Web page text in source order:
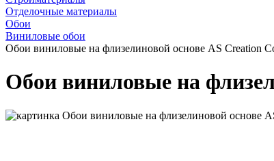
Отделочные материалы
Обои
Виниловые обои
Обои виниловые на флизелиновой основе AS Creation
Обои виниловые на